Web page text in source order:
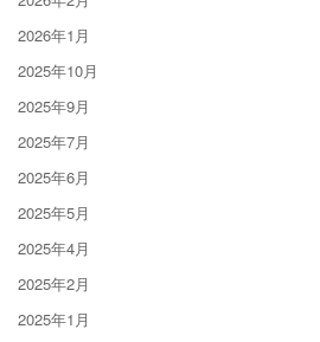
2026年1月
2025年10月
2025年9月
2025年7月
2025年6月
2025年5月
2025年4月
2025年2月
2025年1月